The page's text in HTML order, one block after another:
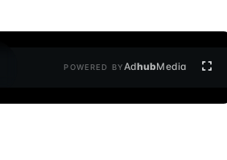
POWERED BYAdhubMedia